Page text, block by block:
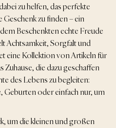
zu helfen, das perfekte
zu finden – ein
Beschenkten echte Freude
Achtsamkeit, Sorgfalt und
eine Kollektion von Artikeln für
Zuhause, die dazu geschaffen
des Lebens zu begleiten:
Geburten oder einfach nur, um
um die kleinen und großen